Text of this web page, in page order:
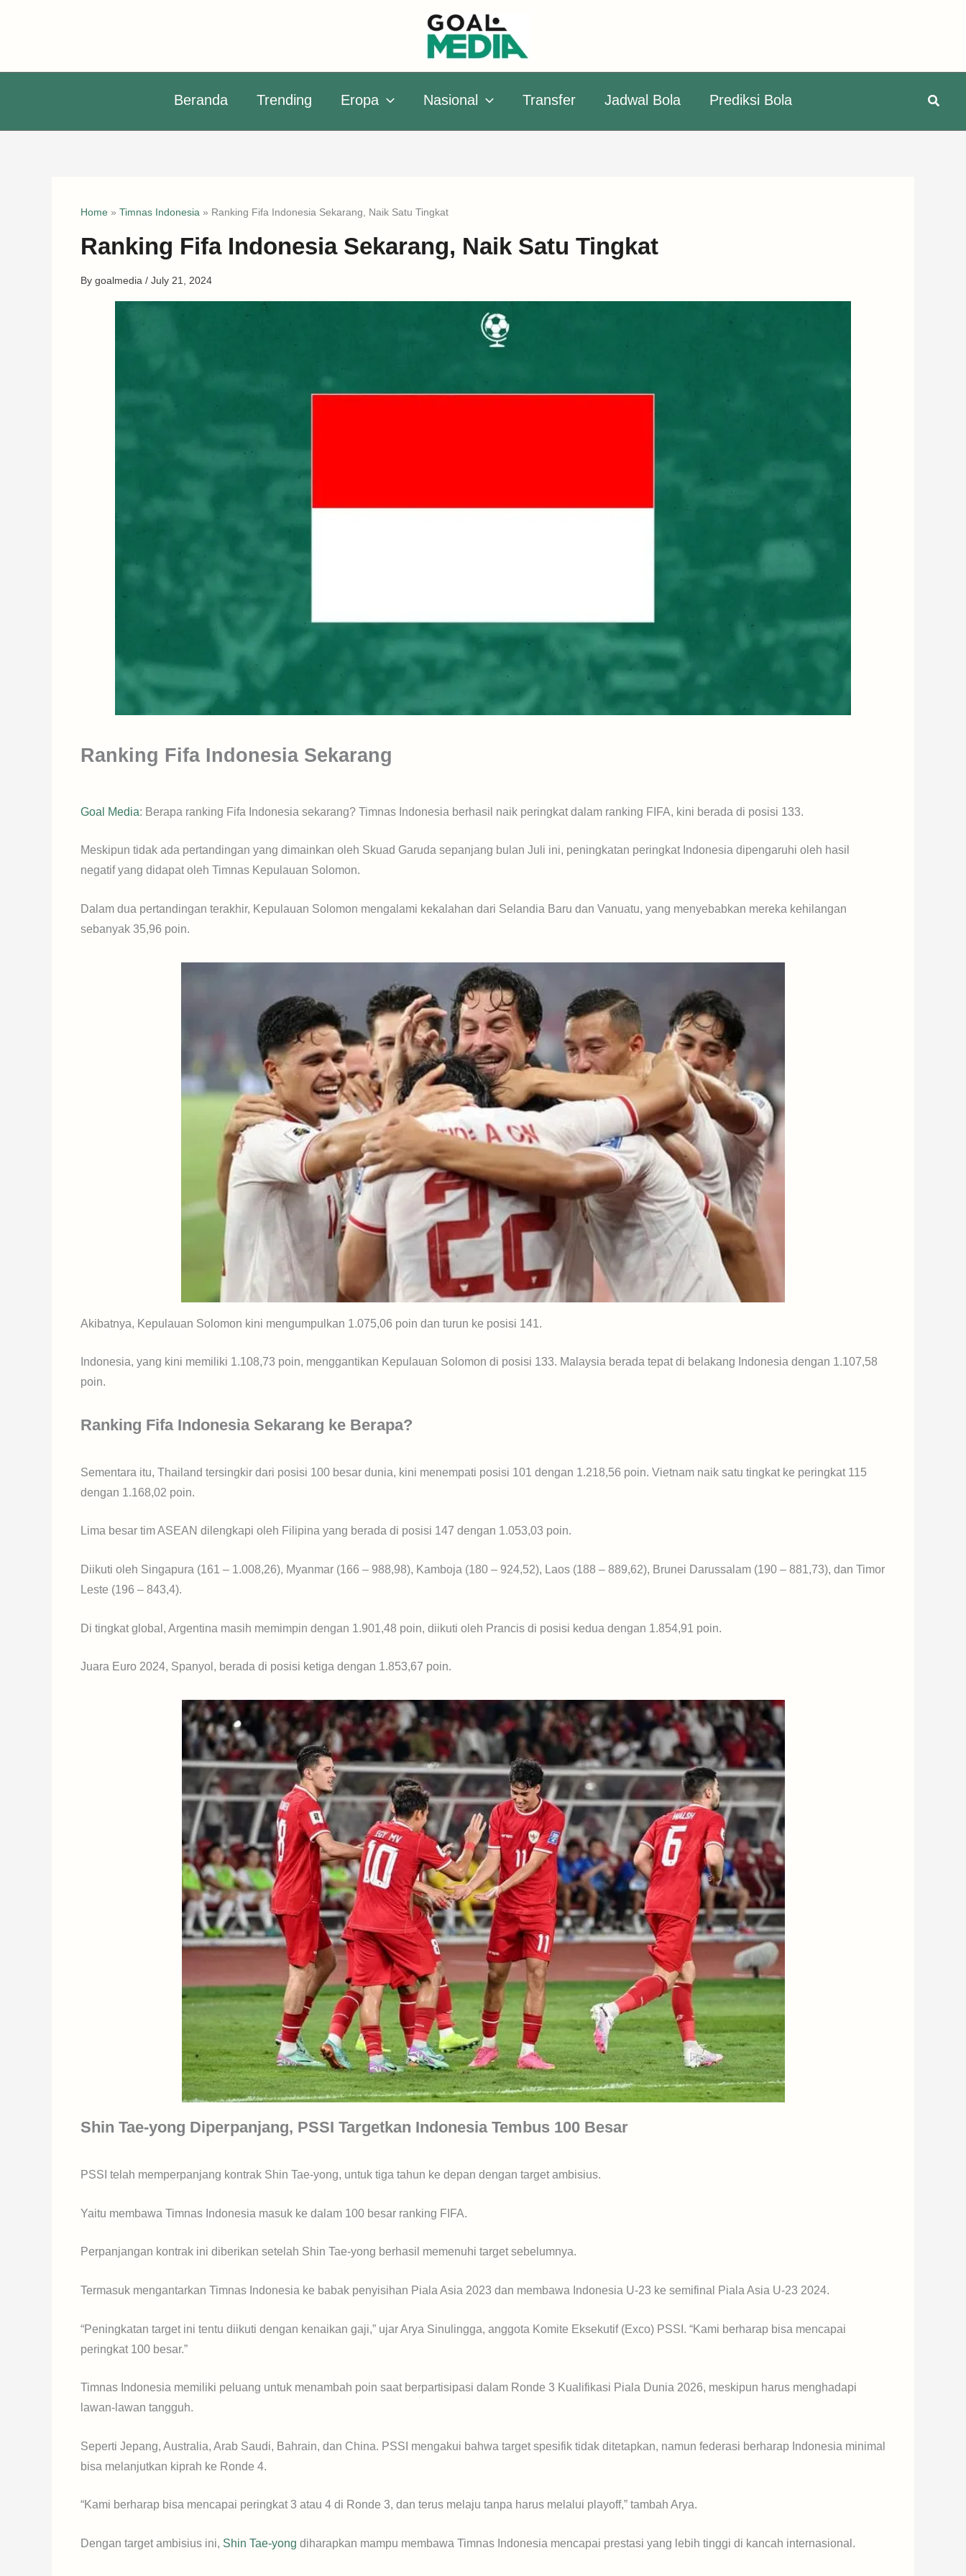
Beranda Trending Eropa Nasional Transfer Jadwal Bola Prediksi Bola
Home » Timnas Indonesia » Ranking Fifa Indonesia Sekarang, Naik Satu Tingkat
Ranking Fifa Indonesia Sekarang, Naik Satu Tingkat
By goalmedia / July 21, 2024
Ranking Fifa Indonesia Sekarang
Goal Media: Berapa ranking Fifa Indonesia sekarang? Timnas Indonesia berhasil naik peringkat dalam ranking FIFA, kini berada di posisi 133.
Meskipun tidak ada pertandingan yang dimainkan oleh Skuad Garuda sepanjang bulan Juli ini, peningkatan peringkat Indonesia dipengaruhi oleh hasil
negatif yang didapat oleh Timnas Kepulauan Solomon.
Dalam dua pertandingan terakhir, Kepulauan Solomon mengalami kekalahan dari Selandia Baru dan Vanuatu, yang menyebabkan mereka kehilangan
sebanyak 35,96 poin.
Akibatnya, Kepulauan Solomon kini mengumpulkan 1.075,06 poin dan turun ke posisi 141.
Indonesia, yang kini memiliki 1.108,73 poin, menggantikan Kepulauan Solomon di posisi 133. Malaysia berada tepat di belakang Indonesia dengan 1.107,58
poin.
Ranking Fifa Indonesia Sekarang ke Berapa?
Sementara itu, Thailand tersingkir dari posisi 100 besar dunia, kini menempati posisi 101 dengan 1.218,56 poin. Vietnam naik satu tingkat ke peringkat 115
dengan 1.168,02 poin.
Lima besar tim ASEAN dilengkapi oleh Filipina yang berada di posisi 147 dengan 1.053,03 poin.
Diikuti oleh Singapura (161 – 1.008,26), Myanmar (166 – 988,98), Kamboja (180 – 924,52), Laos (188 – 889,62), Brunei Darussalam (190 – 881,73), dan Timor
Leste (196 – 843,4).
Di tingkat global, Argentina masih memimpin dengan 1.901,48 poin, diikuti oleh Prancis di posisi kedua dengan 1.854,91 poin.
Juara Euro 2024, Spanyol, berada di posisi ketiga dengan 1.853,67 poin.
Shin Tae-yong Diperpanjang, PSSI Targetkan Indonesia Tembus 100 Besar
PSSI telah memperpanjang kontrak Shin Tae-yong, untuk tiga tahun ke depan dengan target ambisius.
Yaitu membawa Timnas Indonesia masuk ke dalam 100 besar ranking FIFA.
Perpanjangan kontrak ini diberikan setelah Shin Tae-yong berhasil memenuhi target sebelumnya.
Termasuk mengantarkan Timnas Indonesia ke babak penyisihan Piala Asia 2023 dan membawa Indonesia U-23 ke semifinal Piala Asia U-23 2024.
“Peningkatan target ini tentu diikuti dengan kenaikan gaji,” ujar Arya Sinulingga, anggota Komite Eksekutif (Exco) PSSI. “Kami berharap bisa mencapai
peringkat 100 besar.”
Timnas Indonesia memiliki peluang untuk menambah poin saat berpartisipasi dalam Ronde 3 Kualifikasi Piala Dunia 2026, meskipun harus menghadapi
lawan-lawan tangguh.
Seperti Jepang, Australia, Arab Saudi, Bahrain, dan China. PSSI mengakui bahwa target spesifik tidak ditetapkan, namun federasi berharap Indonesia minimal
bisa melanjutkan kiprah ke Ronde 4.
“Kami berharap bisa mencapai peringkat 3 atau 4 di Ronde 3, dan terus melaju tanpa harus melalui playoff,” tambah Arya.
Dengan target ambisius ini, Shin Tae-yong diharapkan mampu membawa Timnas Indonesia mencapai prestasi yang lebih tinggi di kancah internasional.